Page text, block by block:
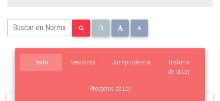
Texto Versiones
Proyectos de Ley
Historia
de la Ley
Jurisprudencia